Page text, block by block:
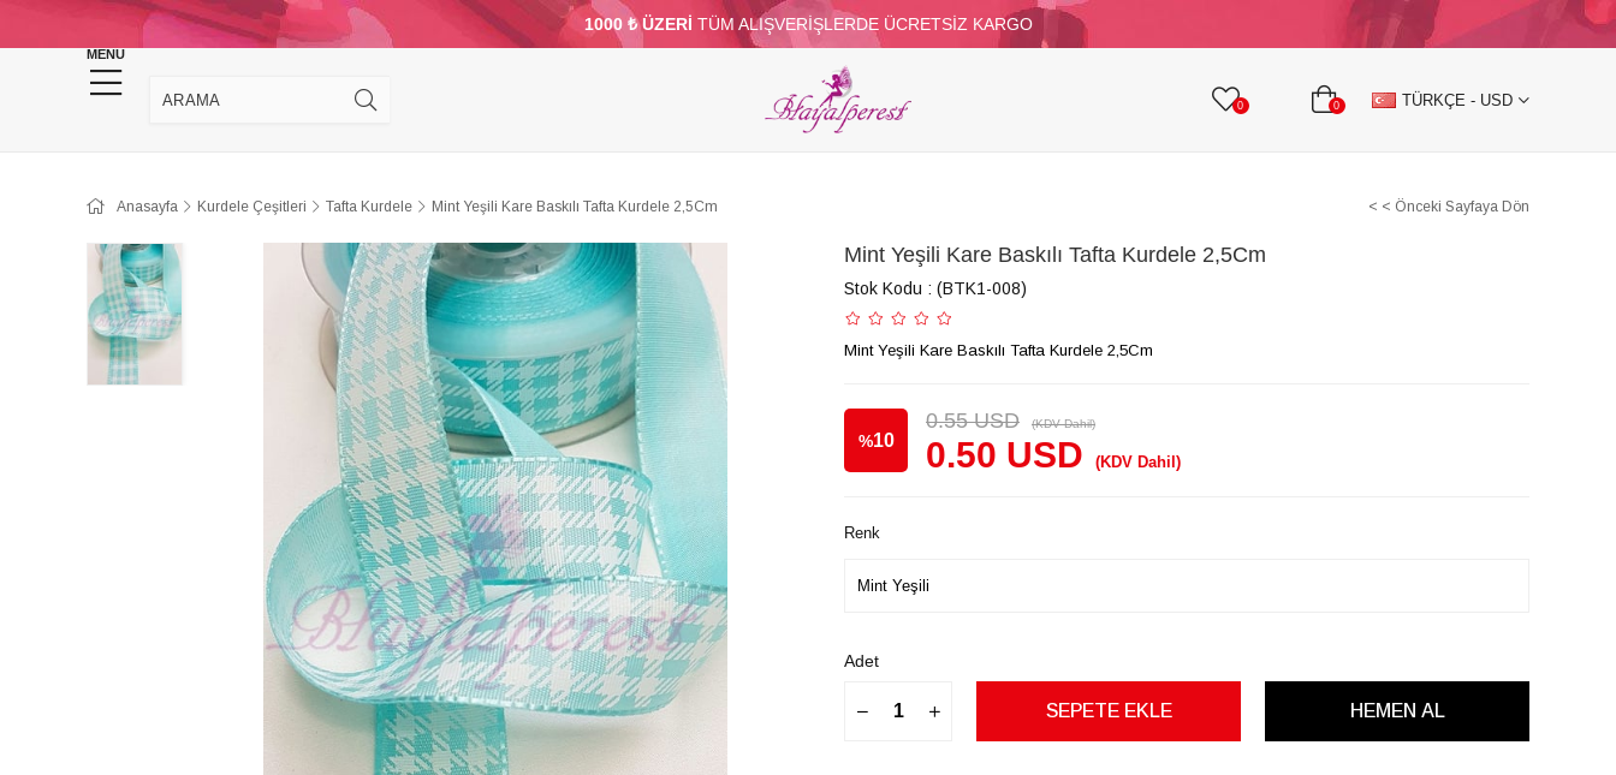
1000 ₺ ÜZERİ TÜM ALIŞVERİŞLERDE ÜCRETSİZ KARGO
MENU
0 0 TÜRKÇE - USD
KINA DÜĞÜN MALZEMELERİ TAKI MALZEMELERİ PARTİ VE SÜS MALZEMELERİ TÜY BONCUKLAR TAŞLI TEKSTİL AKSESUARLARI
TOPTAN DİĞER
Anasayfa Kurdele Çeşitleri Tafta Kurdele Mint Yeşili Kare Baskılı Tafta Kurdele 2,5Cm < < Önceki Sayfaya Dön
Mint Yeşili Kare Baskılı Tafta Kurdele 2,5Cm
Stok Kodu (BTK1-008)
Mint Yeşili Kare Baskılı Tafta Kurdele 2,5Cm
%10
0.55 USD (KDV Dahil)
0.50 USD (KDV Dahil)
Renk
Adet